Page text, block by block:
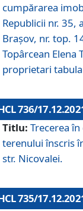
cumpărarea
Republicii nr. 35,
Brașov, nr. top.
Topârcean Elena
proprietari
736/
Titlu: Trecerea
terenului înscris
str. Nicovalei.
735/